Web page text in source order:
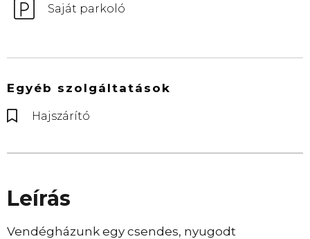
Saját parkoló
Egyéb szolgáltatások
Hajszárító
Leírás
Vendégházunk egy csendes, nyugodt